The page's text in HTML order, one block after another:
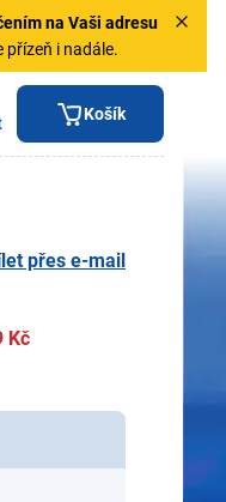
na Vaši adresu
i nadále.
Košík
přes e-mail
Kč